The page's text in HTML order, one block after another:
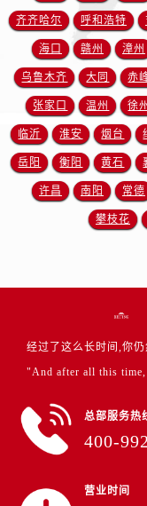
齐齐哈尔 呼和浩特
海口 赣州 漳州
乌鲁木齐 大同 赤
张家口 温州 徐州
临沂 淮安 烟台
岳阳 衡阳 黄石
许昌 南阳 常德
攀枝花
经过了这么长时间,你
"And after all this
总部服务热
400-
营业时间